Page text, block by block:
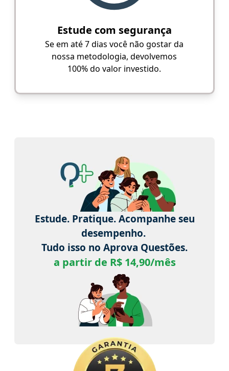
Estude com segurança
Se em até 7 dias você não gostar da
nossa metodologia, devolvemos
100% do valor investido.
Estude. Pratique. Acompanhe seu
desempenho.
Tudo isso no Aprova Questões.
a partir de R$ 14,90/mês